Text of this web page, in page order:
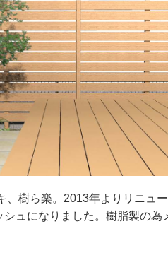
、樹ら楽。2013年よりリニュ
ュになりました。樹脂製の為